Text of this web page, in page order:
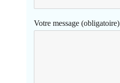
Votre message (obligatoire)